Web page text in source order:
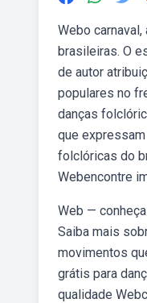
Webo
brasileiras. O
de autor
populares no
danças
que
folclóricas do
Webencontre
Web —
Saiba mais
movimentos
grátis para
qualidade